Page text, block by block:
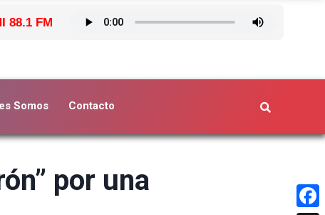
88.1 FM
Somos Contacto
por una